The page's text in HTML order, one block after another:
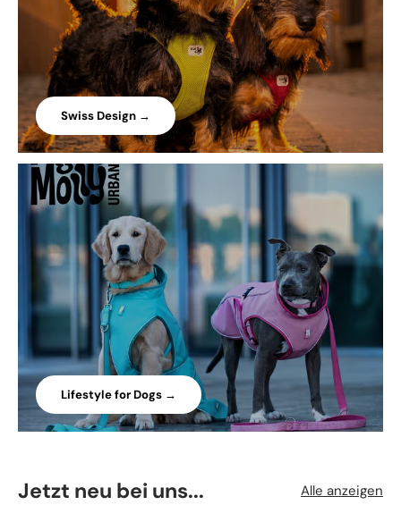
Swiss Design →
Lifestyle for Dogs →
Jetzt neu bei uns... Alle anzeigen